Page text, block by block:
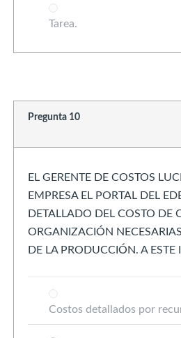
Tarea.
Pregunta 10
EL GERENTE DE COSTOS
EMPRESA EL PORTAL DEL
DETALLADO DEL COSTO DE
ORGANIZACIÓN
DE LA PRODUCCIÓN. A
Costos detallados por